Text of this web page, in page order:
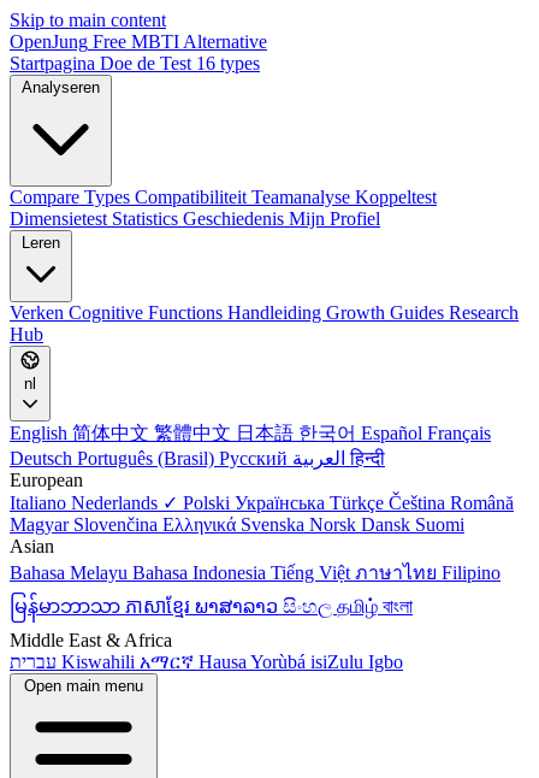
Skip to main content
OpenJung Free MBTI Alternative
Startpagina Doe de Test 16 types
Compare Types Compatibiliteit Teamanalyse Koppeltest
Dimensietest Statistics Geschiedenis Mijn Profiel
Verken Cognitive Functions Handleiding Growth Guides Research
Hub
nl
English 简体中文 繁體中文 日本語 한국어 Español Français
Deutsch Português (Brasil) Русский العربيةहिन्दी
European
Italiano Nederlands ✓ Polski Українська Türkçe Čeština Română
Magyar Slovenčina Ελληνικά Svenska Norsk Dansk Suomi
Asian
Bahasa Melayu Bahasa Indonesia Tiếng Việt ภาษาไทย Filipino
မြန်မာဘာသာ ភាសាខ្មែរ ພາສາລາວ සිංහල தமிழ் বাংলা
Middle East & Africa
Kiswahili አማርኛ Hausa Yorùbá isiZulu Igbo
Open main menu